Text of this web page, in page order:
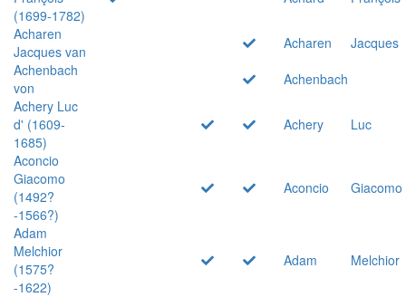
(1699-1782)
Acharen
Jacques van
Acharen
Jacques
Achenbach
von
Achenbach
Achery Luc
d' (1609-
1685)
Achery
Luc
Aconcio
Giacomo
(1492?
-1566?)
Aconcio Giacomo
Adam
Melchior
(1575?
-1622)
Adam Melchior